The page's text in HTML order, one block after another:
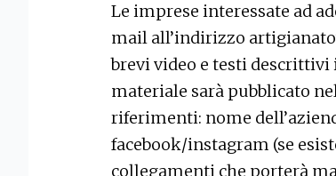
Le imprese interessate ad
mail all’indirizzo
brevi video e testi
materiale sarà pubblicato
riferimenti: nome
facebook/instagram (se
collegamenti che porterà